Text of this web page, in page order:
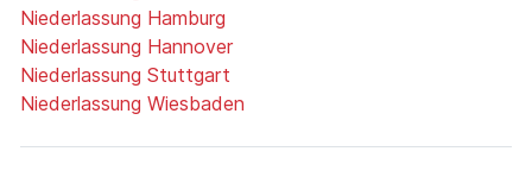
Niederlassung Hamburg
Niederlassung Hannover
Niederlassung Stuttgart
Niederlassung Wiesbaden